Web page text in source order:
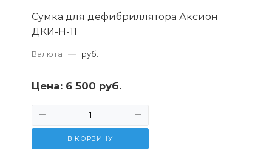
Сумка для дефибриллятора Аксион
ДКИ-Н-11
Валюта — руб.
Цена: 6 500 руб.
В КОРЗИНУ